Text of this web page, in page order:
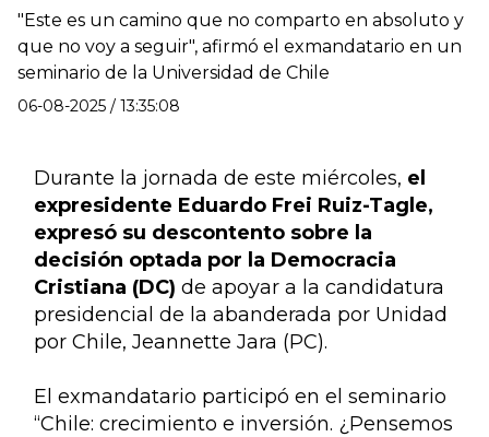
"Este es un camino que no comparto en absoluto y
que no voy a seguir", afirmó el exmandatario en un
seminario de la Universidad de Chile
06-08-2025 / 13:35:08
Durante la jornada de este miércoles, el
expresidente Eduardo Frei Ruiz-Tagle,
expresó su descontento sobre la
decisión optada por la Democracia
Cristiana (DC) de apoyar a la candidatura
presidencial de la abanderada por Unidad
por Chile, Jeannette Jara (PC).
“Chile: crecimiento e inversión. ¿Pensemos